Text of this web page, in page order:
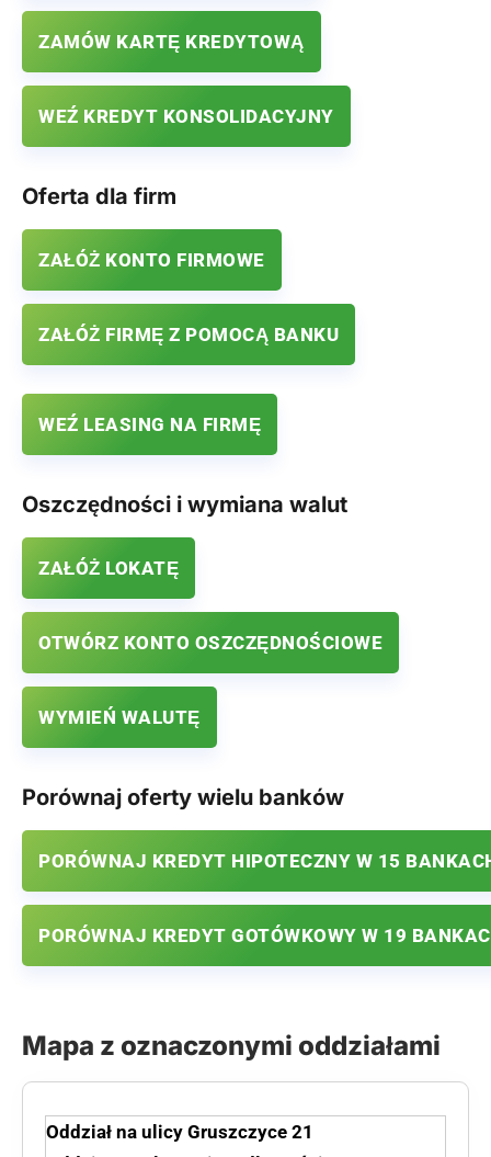
ZAMÓW KARTĘ KREDYTOWĄ
WEŹ KREDYT KONSOLIDACYJNY
Oferta dla firm
ZAŁÓŻ KONTO FIRMOWE
ZAŁÓŻ FIRMĘ Z POMOCĄ BANKU
WEŹ LEASING NA FIRMĘ
Oszczędności i wymiana walut
ZAŁÓŻ LOKATĘ
OTWÓRZ KONTO OSZCZĘDNOŚCIOWE
WYMIEŃ WALUTĘ
Porównaj oferty wielu banków
PORÓWNAJ KREDYT HIPOTECZNY W 15
PORÓWNAJ KREDYT GOTÓWKOWY W 19
Mapa z oznaczonymi oddziałami
Oddział na ulicy Gruszczyce 21